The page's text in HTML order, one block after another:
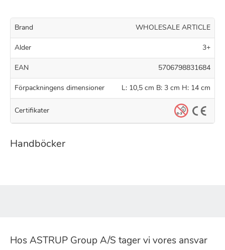
Brand WHOLESALE ARTICLE
Alder 3+
EAN 5706798831684
Förpackningens dimensioner L: 10,5 cm B: 3 cm H: 14 cm
Certifikater
Handböcker
Hos ASTRUP Group A/S tager vi vores ansvar